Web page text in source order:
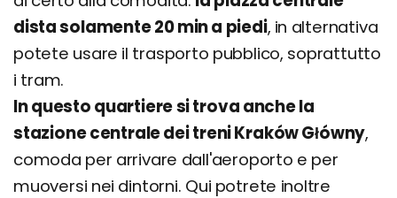
dista solamente 20 min a piedi, in alternativa
potete usare il trasporto pubblico, soprattutto
i tram.
In questo quartiere si trova anche la
stazione centrale dei treni Kraków Główny,
comoda per arrivare dall'aeroporto e per
muoversi nei dintorni. Qui potrete inoltre